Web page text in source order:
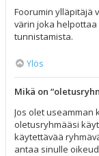
Foorumin ylläpitäjä
värin joka
tunnistamista.
Ylös
Mikä on
Jos olet
oletusryhmääsi
käytettävää
antaa sinulle